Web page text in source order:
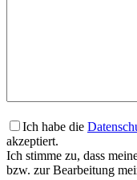
Ich habe die
akzeptiert.
Ich stimme zu, dass
bzw. zur Bearbeitung